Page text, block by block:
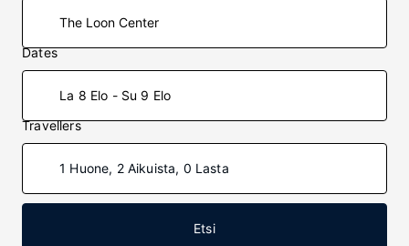
Dates
La 8 Elo - Su 9 Elo
Travellers
1 Huone, 2 Aikuista, 0 Lasta
Etsi